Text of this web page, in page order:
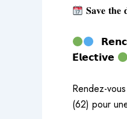
𝐒𝐚𝐯𝐞 𝐭𝐡𝐞
𝗘́𝗹𝗲𝗰𝘁𝗶𝘃𝗲
Rendez-
(62) pour